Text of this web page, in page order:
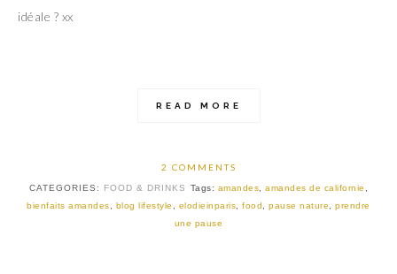
idéale ? xx
READ MORE
2 COMMENTS
CATEGORIES: FOOD & DRINKS Tags: amandes ,amandes de californie
bienfaits amandes
blog lifestyle elodieinparis ,food ,pause nature ,prendre
une pause